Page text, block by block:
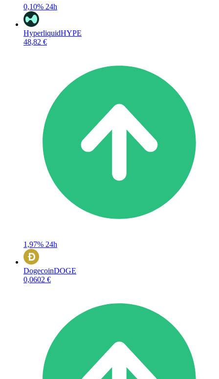
0,10% 24h
HyperliquidHYPE
48,82 €
1,97% 24h
DogecoinDOGE
0,0602 €